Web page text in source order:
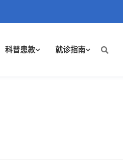
科普患教 就诊指南